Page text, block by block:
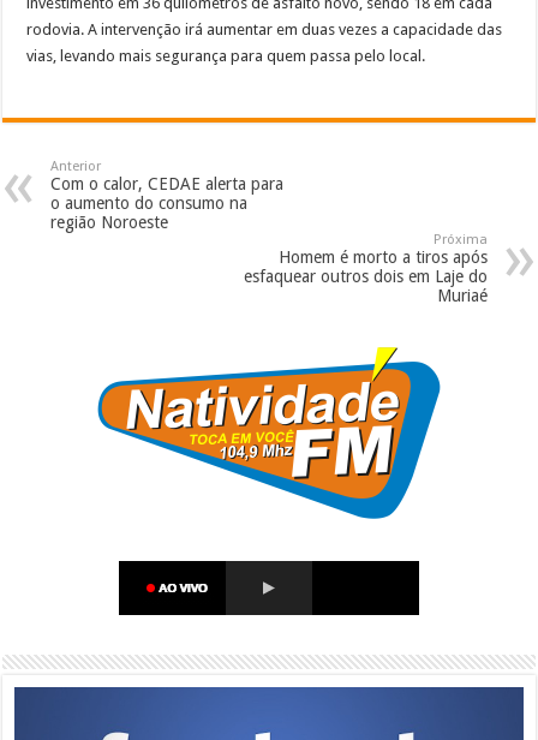
rodovia. A intervenção irá aumentar em duas vezes a capacidade das
vias, levando mais segurança para quem passa pelo local.
Anterior
Com o calor, CEDAE alerta para
o aumento do consumo na
região Noroeste
Próxima
Homem é morto a tiros após
esfaquear outros dois em Laje do
Muriaé